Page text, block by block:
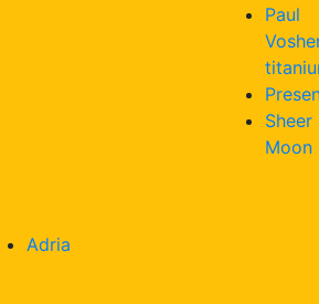
Paul
Sheer
Moon
Adria